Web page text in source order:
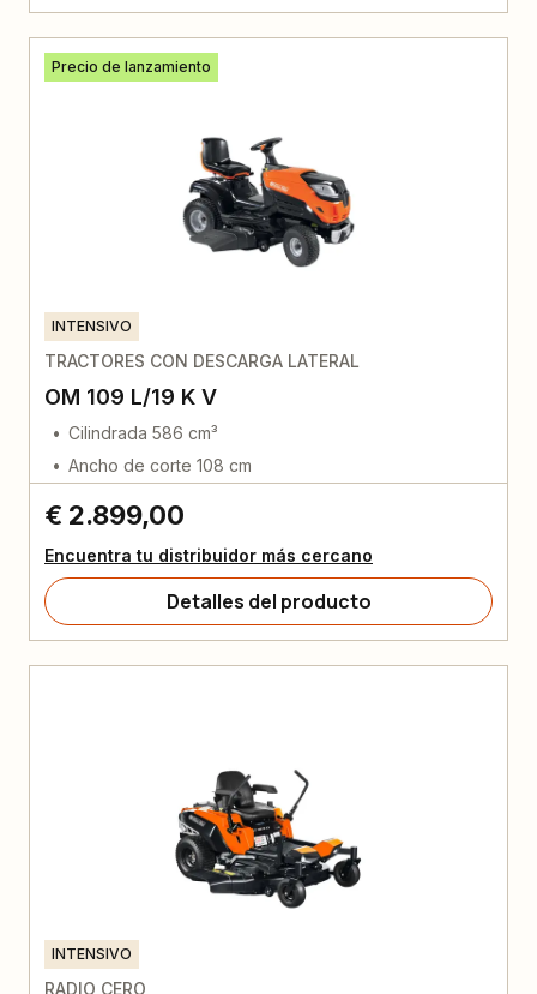
Precio de lanzamiento
INTENSIVO
TRACTORES CON DESCARGA LATERAL
OM 109 L/19 K V
Cilindrada 586 cm³
Ancho de corte 108 cm
€ 2.899,00
Encuentra tu distribuidor más cercano
Detalles del producto
INTENSIVO
RADIO CERO